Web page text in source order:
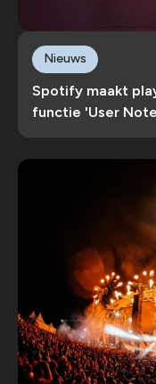
Spotify maakt
functie 'User
Nieuws